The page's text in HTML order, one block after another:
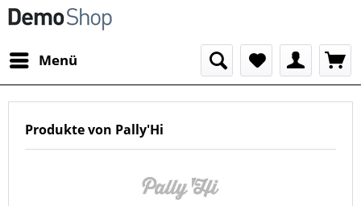
Menü
Produkte von Pally'Hi